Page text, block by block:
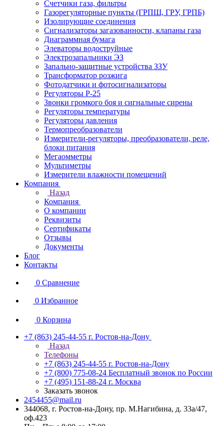
Счетчики газа, фильтры
Газорегуляторные пункты (ГРПШ, ГРУ, ГРПБ)
Изолирующие соединения
Сигнализаторы загазованности, клапаны газа
Диаграммная бумага
Элеваторы водоструйные
Электрозапальники ЭЗ
Запально-защитные устройства ЗЗУ
Трансформатор розжига
Фотодатчики и фотосигнализаторы
Регуляторы Р-25
Звонки громкого боя и сигнальные сирены
Регуляторы температуры
Регуляторы давления
Термопреобразователи
Измерители-регуляторы, преобразователи, реле,
блоки питания
Мегаомметры
Мультиметры
Измерители влажности помещений
Компания
Назад
Компания
О компании
Реквизиты
Сертификаты
Отзывы
Документы
Блог
Контакты
0 Сравнение
0 Избранное
0 Корзина
+7 (863) 245-44-55 г. Ростов-на-Дону
Назад
Телефоны
+7 (863) 245-44-55 г. Ростов-на-Дону
+7 (800) 775-08-24 Бесплатный звонок по России
+7 (495) 151-88-24 г. Москва
Заказать звонок
2454455@mail.ru
344068, г. Ростов-на-Дону, пр. М.Нагибина, д. 33а/47,
оф.423